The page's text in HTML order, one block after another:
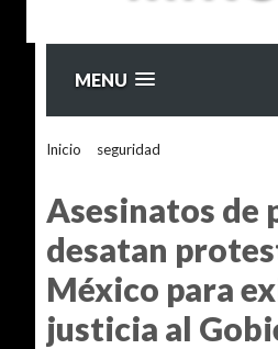
MENU
Inicio seguridad
Asesinatos de
desatan
México para
justicia al